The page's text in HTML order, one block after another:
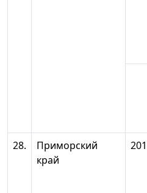
28.
Приморский
край